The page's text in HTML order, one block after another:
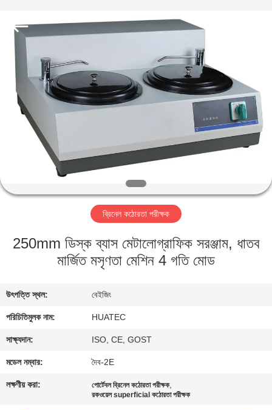
বাড়ি
পণ্য
আমাদের
কারখানা
যোগাযোগ
করুন
উদ্ধৃতির
CORPORATION.
ব্রিনেল কঠোরতা পরীক্ষক
250mm ডিস্ক ব্যাস মেটালোগ্রাফিক সরঞ্জাম, ধাতব
মার্জিত মসৃণতা মেশিন 4 গতি মোড
উৎপত্তি স্থল: বেইজিং
পরিচিতিমুলক নাম: HUATEC
সাক্ষ্যদান: ISO, CE, GOST
মডেল নম্বার: দৈব-2E
লক্ষণীয় করা: পোর্টেবল ব্রিনেল কঠোরতা পরীক্ষক,
রকওয়েল superficial কঠোরতা পরীক্ষক